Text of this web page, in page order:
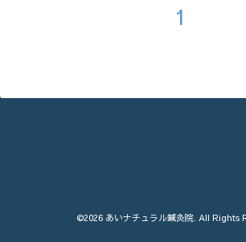
1
©2026 あいナチュラル鍼灸院. All Rights